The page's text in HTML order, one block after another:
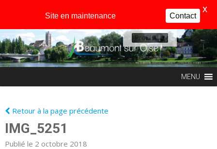
Profil
MENU
Retour à la page précédente
IMG_5251
Publié le 2 octobre 2018
Site en maintenance Contact
X